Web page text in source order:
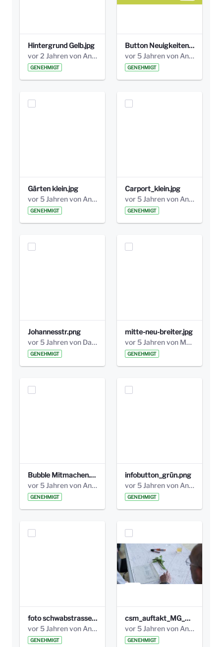
Hintergrund Gelb.jpg
vor 2 Jahren von Anni Schlumberger
GENEHMIGT
Button Neuigkeiten_grün.png
vor 5 Jahren von Anni Schlumberger
GENEHMIGT
Gärten klein.jpg
vor 5 Jahren von Anni Schlumberger
GENEHMIGT
Carport_klein.jpg
vor 5 Jahren von Anni Schlumberger
GENEHMIGT
Johannesstr.png
vor 5 Jahren von Daniela Bilic
GENEHMIGT
mitte-neu-breiter.jpg
vor 5 Jahren von Marcel Eckert
GENEHMIGT
Bubble Mitmachen.png
vor 5 Jahren von Anni Schlumberger
GENEHMIGT
infobutton_grün.png
vor 5 Jahren von Anni Schlumberger
GENEHMIGT
foto schwabstrasse_höhe300.jpg
vor 5 Jahren von Anni Schlumberger
GENEHMIGT
csm_auftakt_MG_0212_bcd9f75777 höhe300.jpg
vor 5 Jahren von Anni Schlumberger
GENEHMIGT